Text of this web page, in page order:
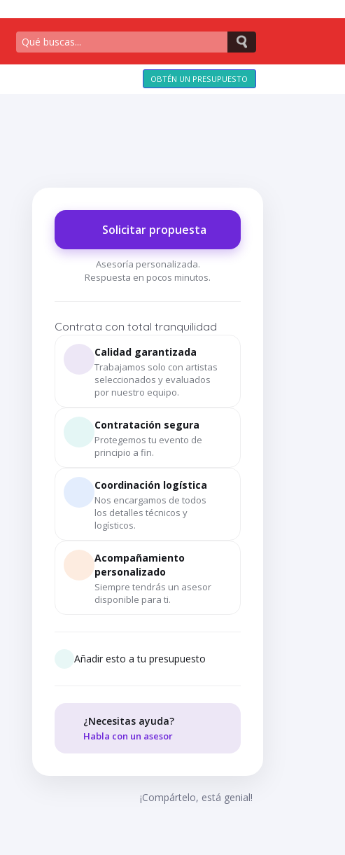
OBTÉN UN PRESUPUESTO
Solicitar propuesta
Asesoría personalizada.
Respuesta en pocos minutos.
Contrata con total tranquilidad
Calidad garantizada
Trabajamos solo con artistas
seleccionados y evaluados
por nuestro equipo.
Contratación segura
Protegemos tu evento de
principio a fin.
Coordinación logística
Nos encargamos de todos
los detalles técnicos y
logísticos.
Acompañamiento
personalizado
Siempre tendrás un asesor
disponible para ti.
Añadir esto a tu presupuesto
¿Necesitas ayuda?
Habla con un asesor
¡Compártelo, está genial!